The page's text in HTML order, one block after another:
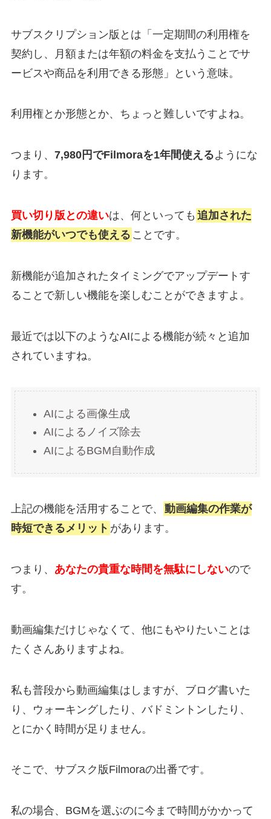
サブスクリプション版とは「一定期間の利用権を
契約し、月額または年額の料金を支払うことでサ
ービスや商品を利用できる形態」という意味。
利用権とか形態とか、ちょっと難しいですよね。
つまり、 7,980円でFilmoraを1年間使えるようにな
ります。
買い切り版との違いは、何といっても 追加された
新機能がいつでも使える ことです。
新機能が追加されたタイミングでアップデートす
ることで新しい機能を楽しむことができますよ。
最近では以下のようなAIによる機能が続々と追加
されていますね。
AIによる画像生成
AIによるノイズ除去
AIによるBGM自動作成
上記の機能を活用することで、
動画編集の作業が
時短できるメリット があります。
つまり、 あなたの貴重な時間を無駄にしないので
す。
動画編集だけじゃなくて、他にもやりたいことは
たくさんありますよね。
私も普段から動画編集はしますが、ブログ書いた
り、ウォーキングしたり、バドミントンしたり、
とにかく時間が足りません。
そこで、サブスク版Filmoraの出番です。
私の場合、BGMを選ぶのに今まで時間がかかって